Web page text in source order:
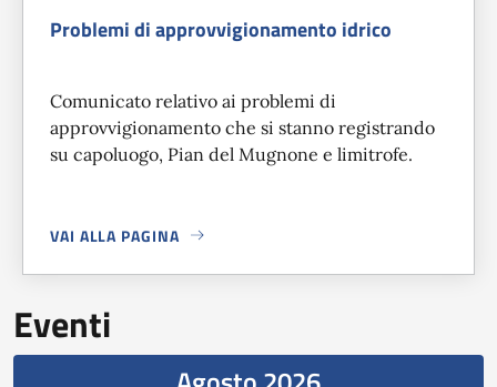
Problemi di approvvigionamento idrico
Comunicato relativo ai problemi di
approvvigionamento che si stanno registrando
su capoluogo, Pian del Mugnone e limitrofe.
VAI ALLA PAGINA
A PROPOSITO DIPROBLEMI DI APPROVVIGIONAMENTO
Eventi